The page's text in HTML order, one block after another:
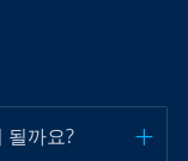
될까요?